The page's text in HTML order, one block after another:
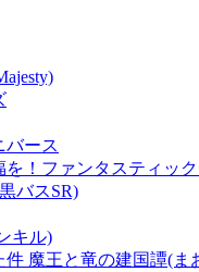
バース
！ファンタスティッ
バスSR)
キル)
魔王と竜の建国譚(ま